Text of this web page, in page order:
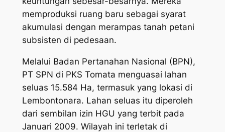
memproduksi ruang baru sebagai syarat
akumulasi dengan merampas tanah petani
subsisten di pedesaan.
Melalui Badan Pertanahan Nasional (BPN),
PT SPN di PKS Tomata menguasai lahan
seluas 15.584 Ha, termasuk yang lokasi di
Lembontonara. Lahan seluas itu diperoleh
dari sembilan izin HGU yang terbit pada
Januari 2009. Wilayah ini terletak di